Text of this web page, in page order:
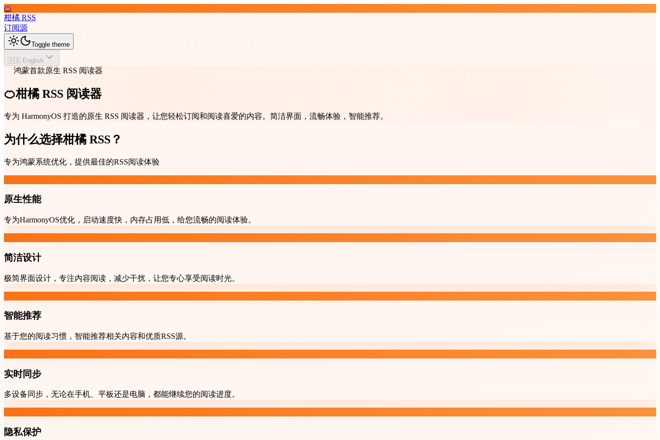
🍊
柑橘 RSS
订阅源
Toggle theme
🇺🇸 English
鸿蒙首款原生 RSS 阅读器
🍊柑橘 RSS 阅读器
专为 HarmonyOS 打造的原生 RSS 阅读器，让您轻松订阅和阅读喜爱的内容。简洁界面，流畅体验，智能推荐。
为什么选择柑橘 RSS？
专为鸿蒙系统优化，提供最佳的RSS阅读体验
原生性能
专为HarmonyOS优化，启动速度快，内存占用低，给您流畅的阅读体验。
简洁设计
极简界面设计，专注内容阅读，减少干扰，让您专心享受阅读时光。
智能推荐
基于您的阅读习惯，智能推荐相关内容和优质RSS源。
实时同步
多设备同步，无论在手机、平板还是电脑，都能继续您的阅读进度。
隐私保护